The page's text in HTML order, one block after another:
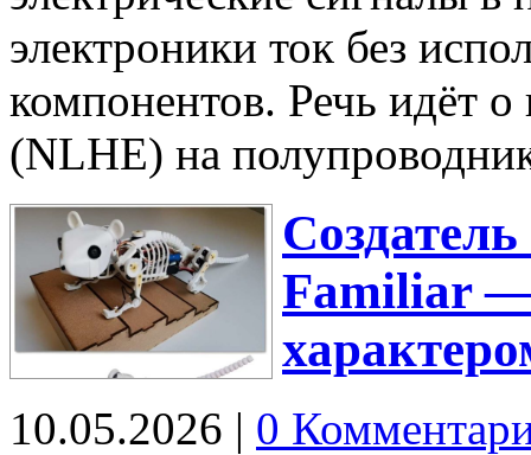
электроники ток без
компонентов. Речь идёт
(NLHE) на
Familiar —
10.05.2026 | 0